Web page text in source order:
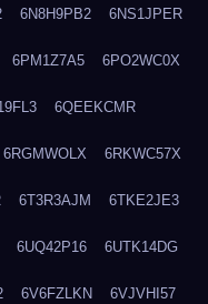
6N8H9PB2 6NS1JPER
6PM1Z7A5 6PO2WC0X
6QEEKCMR
6RGMWOLX 6RKWC57X
6T3R3AJM 6TKE2JE3
6UQ42P16 6UTK14DG
6V6FZLKN 6VJVHI57